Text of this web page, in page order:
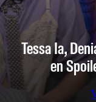
Tessa Ia,
en